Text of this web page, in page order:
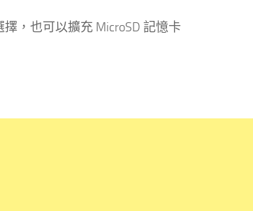
，也可以擴充 MicroSD 記憶卡